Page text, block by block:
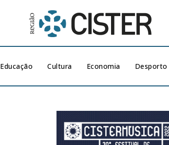
Educação Cultura Economia Desporto